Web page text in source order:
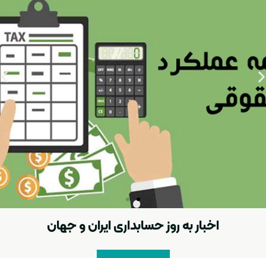
اخبار به روز حسابداری ایران و جهان